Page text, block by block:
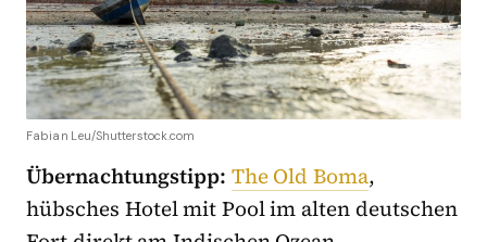
Fabian Leu/Shutterstock.com
Übernachtungstipp: The Old Boma,
hübsches Hotel mit Pool im alten deutschen